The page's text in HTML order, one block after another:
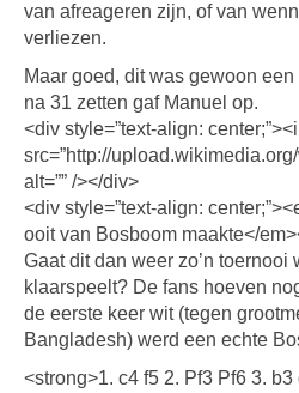
van afreageren zijn, of van
verliezen.
Maar goed, dit was gewoon
na 31 zetten gaf Manuel op.
<div style=”text-align:
src=”http://
alt=”” /></div>
<div style=”text-align:
ooit van Bosboom maakte</
Gaat dit dan weer zo’n
klaarspeelt? De fans hoeven
de eerste keer wit (tegen
Bangladesh) werd een echte
<strong>1. c4 f5 2. Pf3 Pf6 3.